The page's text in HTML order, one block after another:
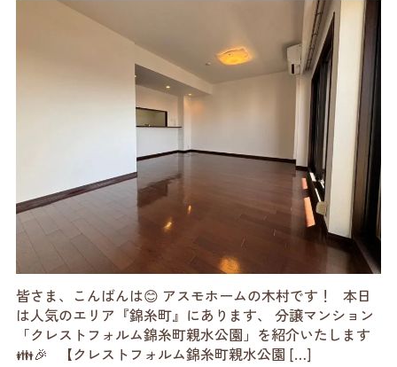
皆さま、こんばんは😊 アスモホームの木村です！ 本日
は人気のエリア『錦糸町』にあります、 分譲マンション
「クレストフォルム錦糸町親水公園」を紹介いたします
👪🎉 【クレストフォルム錦糸町親水公園 […]